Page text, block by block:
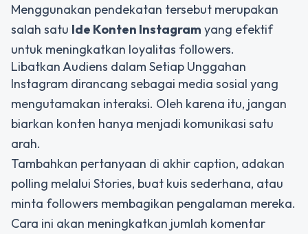
Menggunakan pendekatan tersebut merupakan
salah satu Ide Konten Instagram yang efektif
untuk meningkatkan loyalitas followers.
Libatkan Audiens dalam Setiap Unggahan
Instagram dirancang sebagai media sosial yang
mengutamakan interaksi. Oleh karena itu, jangan
biarkan konten hanya menjadi komunikasi satu
arah.
Tambahkan pertanyaan di akhir caption, adakan
polling melalui Stories, buat kuis sederhana, atau
minta followers membagikan pengalaman mereka.
Cara ini akan meningkatkan jumlah komentar